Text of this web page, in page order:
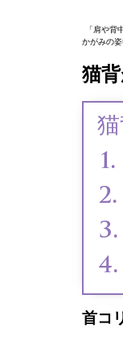
「肩や
かがみの
猫
首コ